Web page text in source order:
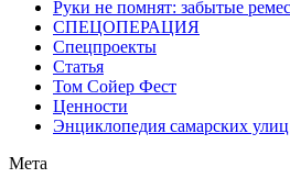
Руки не помнят: забытые
СПЕЦОПЕРАЦИЯ
Спецпроекты
Статья
Том Сойер Фест
Ценности
Энциклопедия самарских улиц
Мета